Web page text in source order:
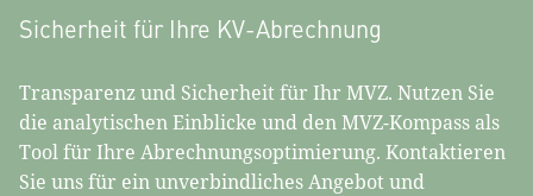
Sicherheit für Ihre KV-Abrechnung
Transparenz und Sicherheit für Ihr MVZ. Nutzen Sie
die analytischen Einblicke und den MVZ-Kompass als
Tool für Ihre Abrechnungsoptimierung. Kontaktieren
Sie uns für ein unverbindliches Angebot und